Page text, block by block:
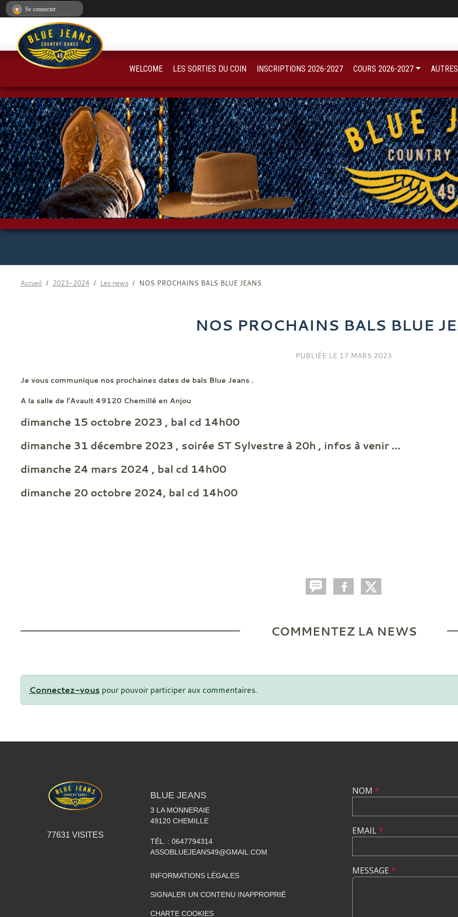
Accueil 2023-2024 Les news NOS PROCHAINS BALS BLUE JEANS
NOS PROCHAINS BALS BLUE
PUBLIÉE LE 17 MARS 2023
Je vous communique nos prochaines dates de bals Blue Jeans .
A la salle de l'Avault 49120 Chemillé en Anjou
dimanche 15 octobre 2023 , bal cd 14h00
dimanche 31 décembre 2023 , soirée ST Sylvestre à 20h , infos à venir ...
dimanche 24 mars 2024 , bal cd 14h00
dimanche 20 octobre 2024, bal cd 14h00
COMMENTEZ LA NEWS
Connectez-vous pour pouvoir participer aux commentaires.
WELCOME LES SORTIES DU COIN INSCRIPTIONS 2026-2027 COURS 2026-2027
77631 VISITES
BLUE JEANS
3 LA MONNERAIE
49120 CHEMILLE
TÉL. : 0647794314
ASSOBLUEJEANS49@GMAIL.COM
INFORMATIONS LÉGALES
SIGNALER UN CONTENU INAPPROPRIÉ
CHARTE COOKIES
NOM *
EMAIL*
MESSAGE *
Se connecter
Panneau de gestion des cookies